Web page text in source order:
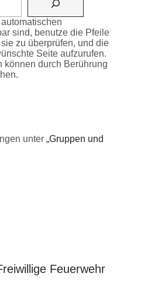
sind, benutze die Pfeile
zu überprüfen, und die
Seite aufzurufen.
können durch Berührung
unter „Gruppen und
Feuerwehr